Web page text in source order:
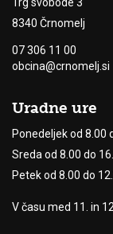
8340 Črnomelj
07 306 11 00
obcina@crnomelj.si
Uradne ure
Ponedeljek od 8.00
Sreda od 8.00 do
Petek od 8.00 do
V času med 11. in